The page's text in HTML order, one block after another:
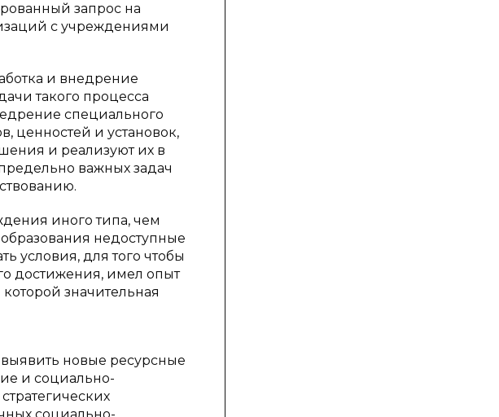
запрос на
с учреждениями
и внедрение
такого процесса
специального
ценностей и установок,
и реализуют их в
важных задач
иного типа, чем
недоступные
условия, для того чтобы
достижения, имел опыт
значительная
новые ресурсные
и социально-